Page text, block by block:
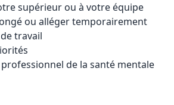
supérieur ou à votre équipe
ou alléger temporairement
travail
de la santé mentale